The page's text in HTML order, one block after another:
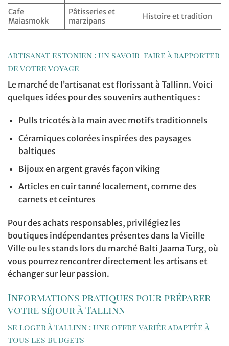
Cafe
Maiasmokk
Pâtisseries et
marzipans
Histoire et tradition
Artisanat estonien : un savoir-faire à rapporter
de votre voyage
Le marché de l’artisanat est florissant à Tallinn. Voici
quelques idées pour des souvenirs authentiques :
Pulls tricotés à la main avec motifs traditionnels
Céramiques colorées inspirées des paysages
baltiques
Bijoux en argent gravés façon viking
Articles en cuir tanné localement, comme des
carnets et ceintures
Pour des achats responsables, privilégiez les
boutiques indépendantes présentes dans la Vieille
Ville ou les stands lors du marché Balti Jaama Turg, où
vous pourrez rencontrer directement les artisans et
échanger sur leur passion.
Informations pratiques pour préparer
votre séjour à Tallinn
Se loger à Tallinn : une offre variée adaptée à
tous les budgets